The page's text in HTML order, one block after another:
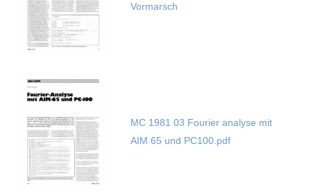
Vormarsch
MC 1981 03 Fourier analyse mit
AIM 65 und PC100.pdf